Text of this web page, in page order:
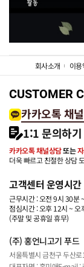
회사소개 이
CUSTOMER
카카오톡 채
1:1 문의하기
카카오톡 채널상담또는
더욱 빠르고 친절한 상담
고객센터 운영시간
근무시간 : 오전 9시 30분
점심시간 : 오후 12시 ~ 오
(주말 및 공휴일 휴무)
(주) 홍언니고기 푸드
서울특별시 금천구 두산